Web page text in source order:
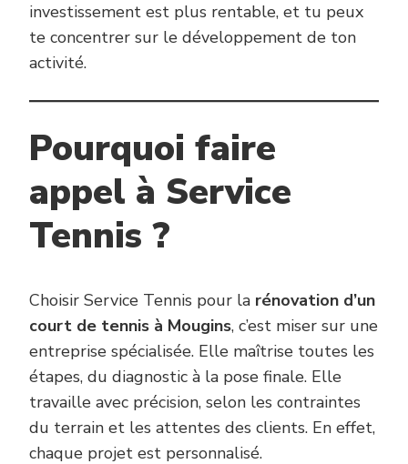
investissement est plus rentable, et tu peux
te concentrer sur le développement de ton
activité.
Pourquoi faire
appel à Service
Tennis ?
Choisir Service Tennis pour la rénovation d’un
court de tennis à Mougins, c’est miser sur une
entreprise spécialisée. Elle maîtrise toutes les
étapes, du diagnostic à la pose finale. Elle
travaille avec précision, selon les contraintes
du terrain et les attentes des clients. En effet,
chaque projet est personnalisé.